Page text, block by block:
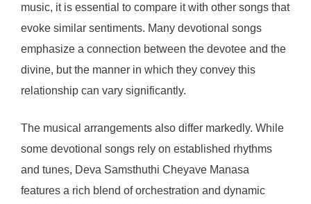
music, it is essential to compare it with other songs that
evoke similar sentiments. Many devotional songs
emphasize a connection between the devotee and the
divine, but the manner in which they convey this
relationship can vary significantly.
The musical arrangements also differ markedly. While
some devotional songs rely on established rhythms
and tunes, Deva Samsthuthi Cheyave Manasa
features a rich blend of orchestration and dynamic